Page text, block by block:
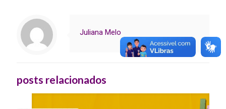
Juliana Melo
posts relacionados